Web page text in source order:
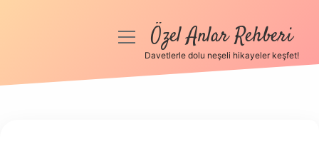
Anasayfa
menüyüÖzel Anlar Rehberi
Davetlerle dolu neşeli hikayeler keşfet!